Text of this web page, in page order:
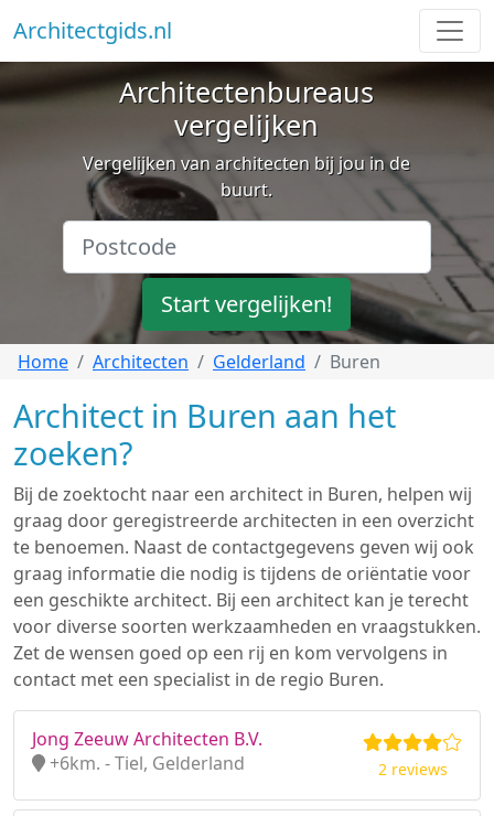
Architectgids.nl
Architectenbureaus
vergelijken
Vergelijken van architecten bij jou in de
buurt.
Start vergelijken!
Home Architecten Gelderland Buren
Architect in Buren aan het
zoeken?
Bij de zoektocht naar een architect in Buren, helpen wij
graag door geregistreerde architecten in een overzicht
te benoemen. Naast de contactgegevens geven wij ook
graag informatie die nodig is tijdens de oriëntatie voor
een geschikte architect. Bij een architect kan je terecht
voor diverse soorten werkzaamheden en vraagstukken.
Zet de wensen goed op een rij en kom vervolgens in
contact met een specialist in de regio Buren.
Jong Zeeuw Architecten B.V.
+6km. - Tiel, Gelderland
2 reviews